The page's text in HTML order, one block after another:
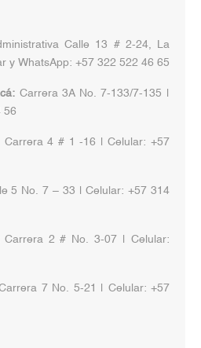
Calle 13 # 2-24, La
y WhatsApp: +57 322 522 46 65
Carrera 3A No. 7-133/7-135 |
56
Carrera 4 # 1 -16 | Celular: +57
5 No. 7 – 33 | Celular: +57 314
2 # No. 3-07 | Celular:
7 No. 5-21 | Celular: +57